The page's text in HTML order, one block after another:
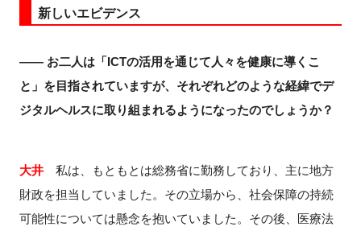
新しいエビデンス
―― お二人は「ICTの活用を通じて人々を健康に導くこ
と」を目指されていますが、それぞれどのような経緯でデ
ジタルヘルスに取り組まれるようになったのでしょうか？
大井私は、もともとは総務省に勤務しており、主に地方
財政を担当していました。その立場から、社会保障の持続
可能性については懸念を抱いていました。その後、医療法